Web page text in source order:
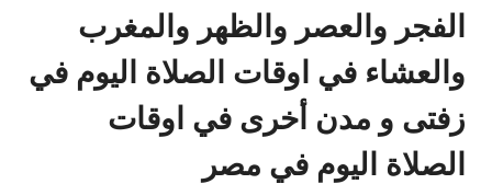
الفجر والعصر والظهر والمغرب
والعشاء في اوقات الصلاة اليوم في
زفتى و مدن أخرى في اوقات
الصلاة اليوم في مصر